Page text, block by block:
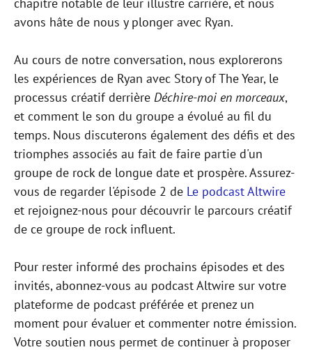
chapitre notable de leur illustre carrière, et nous
avons hâte de nous y plonger avec Ryan.
Au cours de notre conversation, nous explorerons
les expériences de Ryan avec Story of The Year, le
processus créatif derrière Déchire-moi en morceaux,
et comment le son du groupe a évolué au fil du
temps. Nous discuterons également des défis et des
triomphes associés au fait de faire partie d'un
groupe de rock de longue date et prospère. Assurez-
vous de regarder l'épisode 2 de Le podcast Altwire
et rejoignez-nous pour découvrir le parcours créatif
de ce groupe de rock influent.
Pour rester informé des prochains épisodes et des
invités, abonnez-vous au podcast Altwire sur votre
plateforme de podcast préférée et prenez un
moment pour évaluer et commenter notre émission.
Votre soutien nous permet de continuer à proposer